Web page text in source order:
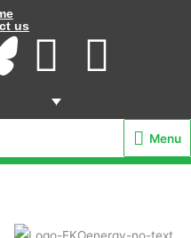
us
Y
o
u
F
c
Menu
Menu